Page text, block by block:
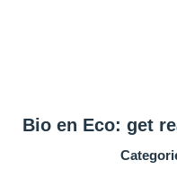
Bio en Eco: get